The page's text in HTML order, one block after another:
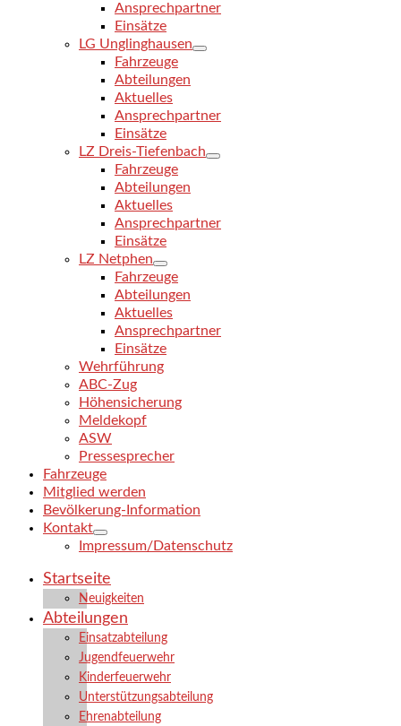
Ansprechpartner
Einsätze
LG Unglinghausen
Fahrzeuge
Abteilungen
Aktuelles
Ansprechpartner
Einsätze
LZ Dreis-Tiefenbach
Fahrzeuge
Abteilungen
Aktuelles
Ansprechpartner
Einsätze
LZ Netphen
Fahrzeuge
Abteilungen
Aktuelles
Ansprechpartner
Einsätze
Wehrführung
ABC-Zug
Höhensicherung
Meldekopf
ASW
Pressesprecher
Fahrzeuge
Mitglied werden
Bevölkerung-Information
Kontakt
Impressum/Datenschutz
Startseite
Neuigkeiten
Abteilungen
Einsatzabteilung
Jugendfeuerwehr
Kinderfeuerwehr
Unterstützungsabteilung
Ehrenabteilung